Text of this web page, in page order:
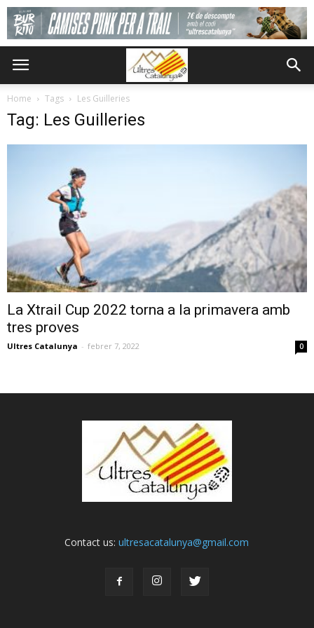
Home Tags Les Guilleries
Tag: Les Guilleries
La Xtrail Cup 2022 torna a la primavera amb
tres proves
Ultres Catalunya - febrer 7, 2022 0
Contact us:ultresacatalunya@gmail.com